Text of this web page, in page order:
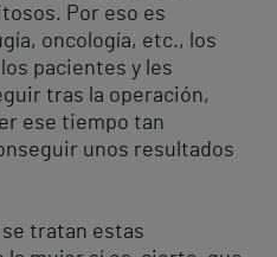
Por eso es
oncología, etc., los
pacientes y les
tras la operación,
ese tiempo tan
unos resultados
tratan estas